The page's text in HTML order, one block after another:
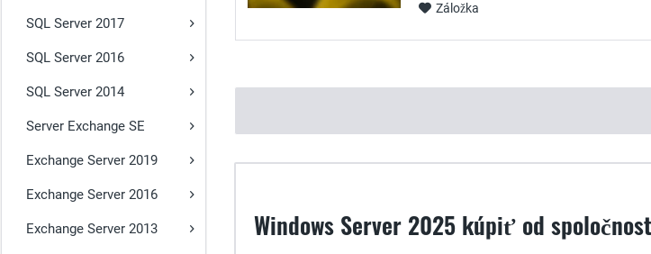
SQL Server 2017
SQL Server 2016
SQL Server 2014
Server Exchange SE
Exchange Server 2019
Exchange Server 2016
Exchange Server 2013
Záložka
Windows Server 2025 kúpiť od